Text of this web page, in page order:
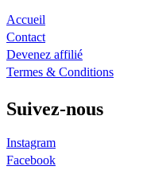
Accueil
Contact
Devenez affilié
Termes & Conditions
Suivez-nous
Instagram
Facebook